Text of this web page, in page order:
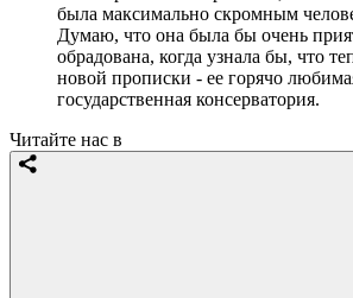
была максимально скромным
Думаю, что она была бы очень
обрадована, когда узнала бы, что
новой прописки - ее горячо
государственная консерватория.
Читайте нас в